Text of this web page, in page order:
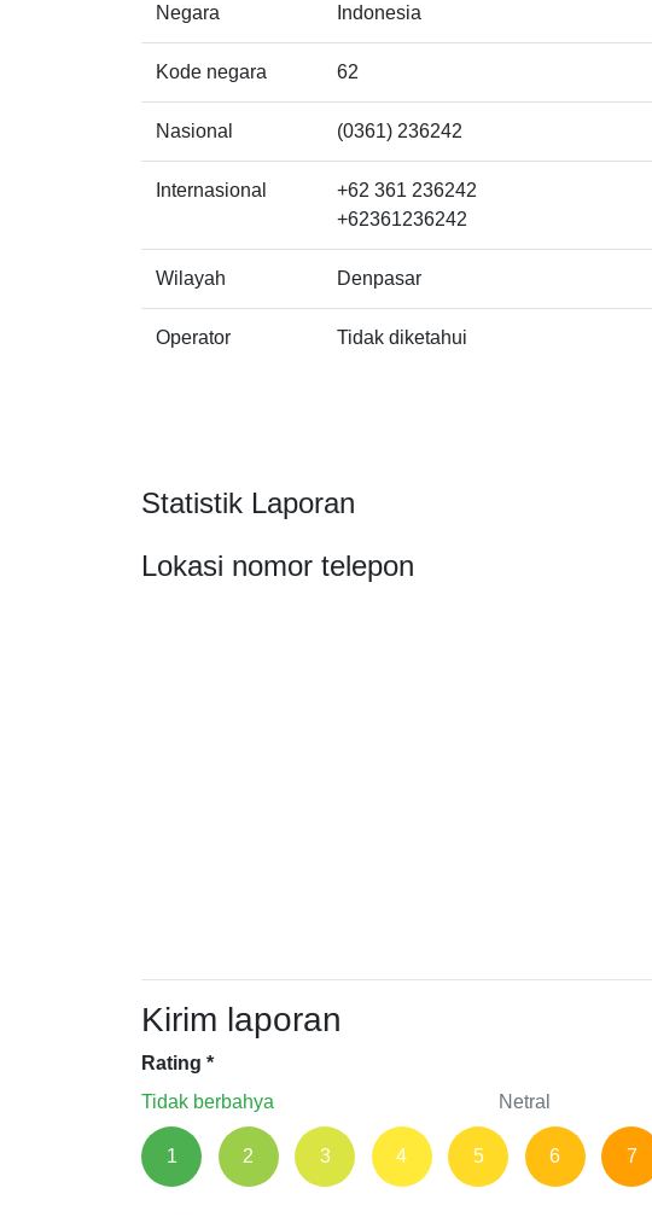
Negara Indonesia
Kode negara 62
Nasional (0361) 236242
Internasional
+62 361 236242
+62361236242
Wilayah Denpasar
Operator Tidak diketahui
Statistik Laporan
Lokasi nomor telepon
Kirim laporan
Rating *
Tidak berbahya
Netral
1 2 3 4 5 6 7